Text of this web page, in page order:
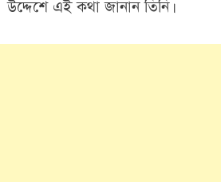
উদ্দেশে এই কথা জানান তিনি।